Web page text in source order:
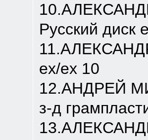
Русский диск
ex/ex 10
12.АНДРЕЙ
з-д